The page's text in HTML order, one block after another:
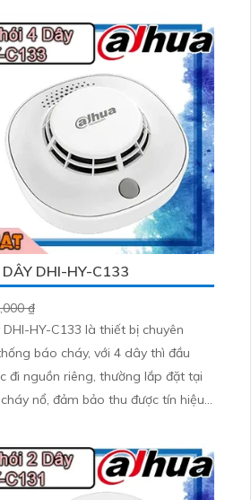
DHI-HY-C133
₫
HY-C133 là thiết bị chuyên
báo cháy, với 4 dây thì đầu
đi nguồn riêng, thường lắp đặt tại
nổ, đảm bảo thu được tín hiệu